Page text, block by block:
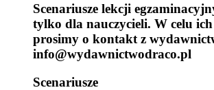
Scenariusze lekcji
tylko dla nauczycieli. W celu
prosimy o kontakt z
info@wydawnictwodraco.pl
Scenariusze